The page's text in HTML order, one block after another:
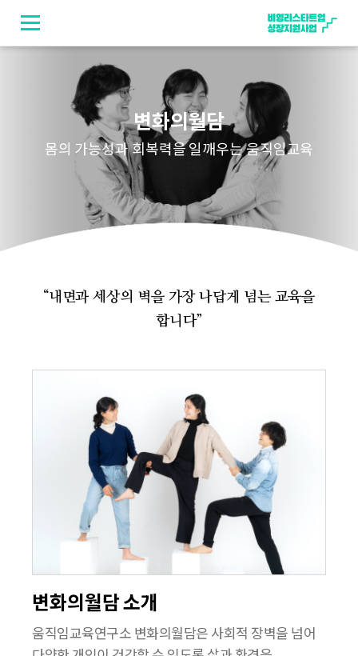
변화의월담
몸의 가능성과 회복력을 일깨우는 움직임교육
“내면과 세상의 벽을 가장 나답게 넘는 교육을
합니다”
변화의월담 소개
움직임교육연구소 변화의월담은 사회적 장벽을 넘어